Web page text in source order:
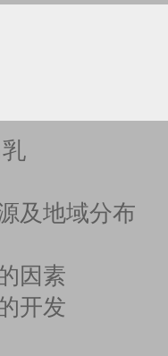
及地域分布
因素
开发